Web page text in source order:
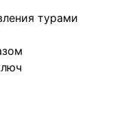
турами